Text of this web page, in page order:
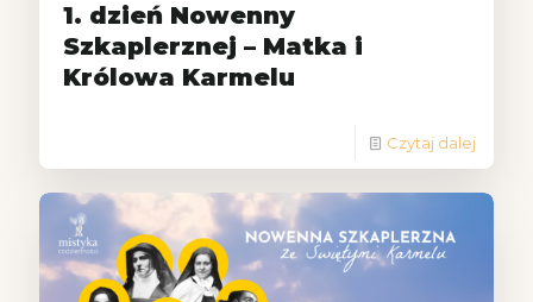
1. dzień Nowenny
Szkaplerznej – Matka i
Królowa Karmelu
Czytaj dalej